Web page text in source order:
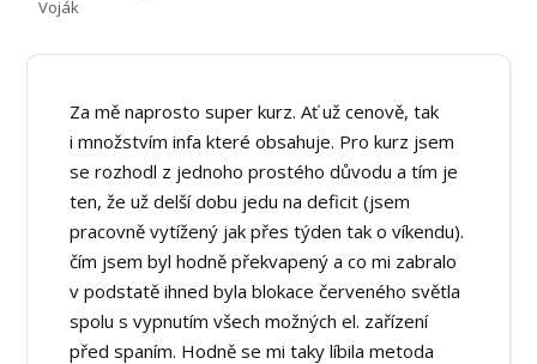
Voják
Za mě naprosto super kurz. Ať už cenově, tak
i množstvím infa které obsahuje. Pro kurz jsem
se rozhodl z jednoho prostého důvodu a tím je
ten, že už delší dobu jedu na deficit (jsem
pracovně vytížený jak přes týden tak o víkendu).
čím jsem byl hodně překvapený a co mi zabralo
v podstatě ihned byla blokace červeného světla
spolu s vypnutím všech možných el. zařízení
před spaním. Hodně se mi taky líbila metoda